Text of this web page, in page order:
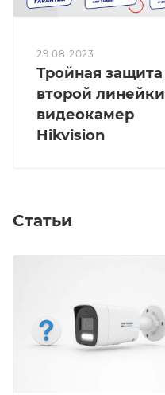
29.08.2023
Тройная защита
второй линейки
видеокамер
Hikvision
Статьи